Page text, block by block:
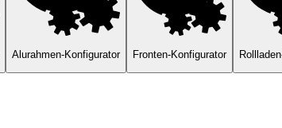
Alurahmen-Konfigurator Fronten-Konfigurator